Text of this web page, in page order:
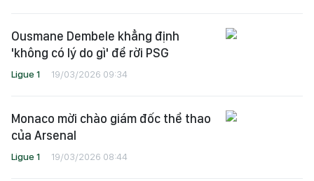
Ousmane Dembele khẳng định
'không có lý do gì' để rời PSG
Ligue 1 19/03/2026 09:34
Monaco mời chào giám đốc thể thao
của Arsenal
Ligue 1 19/03/2026 08:44